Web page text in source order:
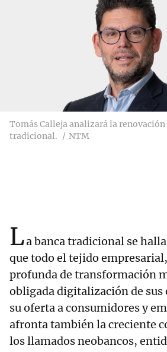
Tomás Calleja analizará la
tradicional.
NTM
La banca tradicional se
que todo el tejido
profunda de transformación
obligada digitalización de sus
su oferta a consumidores y
afronta también la creciente
los llamados neobancos,